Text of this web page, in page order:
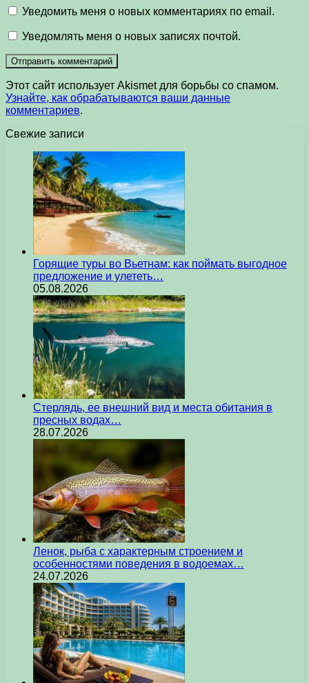
Уведомить меня о новых комментариях по email.
Уведомлять меня о новых записях почтой.
Этот сайт использует Akismet для борьбы со спамом.
Узнайте, как обрабатываются ваши данные
комментариев.
Свежие записи
Горящие туры во Вьетнам: как поймать выгодное
предложение и улететь…
05.08.2026
Стерлядь, ее внешний вид и места обитания в
пресных водах…
28.07.2026
Ленок, рыба с характерным строением и
особенностями поведения в водоемах…
24.07.2026